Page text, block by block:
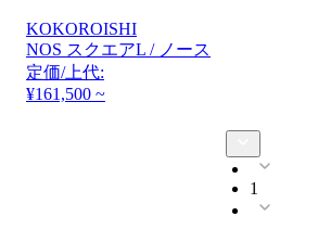
KOKOROISHI
NOS スクエアL / ノース
定価/上代:
¥161,500 ~
1